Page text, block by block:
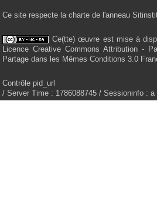
Ce site respecte la charte de l'anneau
Ce(tte) œuvre est mise à
Licence Creative Commons Attribution -
Partage dans les Mêmes Conditions 3.0
Contrôle pid_url
/ Server Time : 1786088745 / Sessioninfo : a